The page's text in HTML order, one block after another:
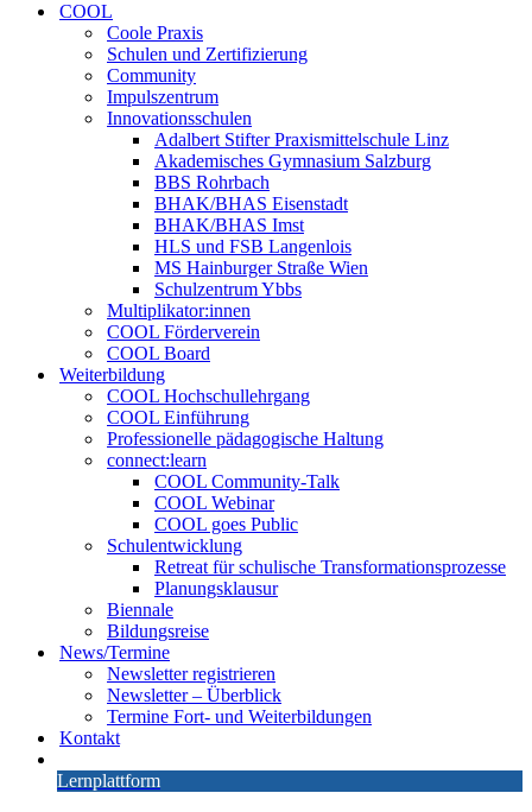
COOL
Coole Praxis
Schulen und Zertifizierung
Community
Impulszentrum
Innovationsschulen
Adalbert Stifter Praxismittelschule Linz
Akademisches Gymnasium Salzburg
BBS Rohrbach
BHAK/BHAS Eisenstadt
BHAK/BHAS Imst
HLS und FSB Langenlois
MS Hainburger Straße Wien
Schulzentrum Ybbs
Multiplikator:innen
COOL Förderverein
COOL Board
Weiterbildung
COOL Hochschullehrgang
COOL Einführung
Professionelle pädagogische Haltung
connect:learn
COOL Community-Talk
COOL Webinar
COOL goes Public
Schulentwicklung
Retreat für schulische Transformationsprozesse
Planungsklausur
Biennale
Bildungsreise
News/Termine
Newsletter registrieren
Newsletter – Überblick
Termine Fort- und Weiterbildungen
Kontakt
Lernplattform